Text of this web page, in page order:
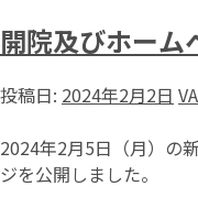
開院及びホーム
投稿日: 2024年2月2日
2024年2月5日（月）の
ジを公開しました。